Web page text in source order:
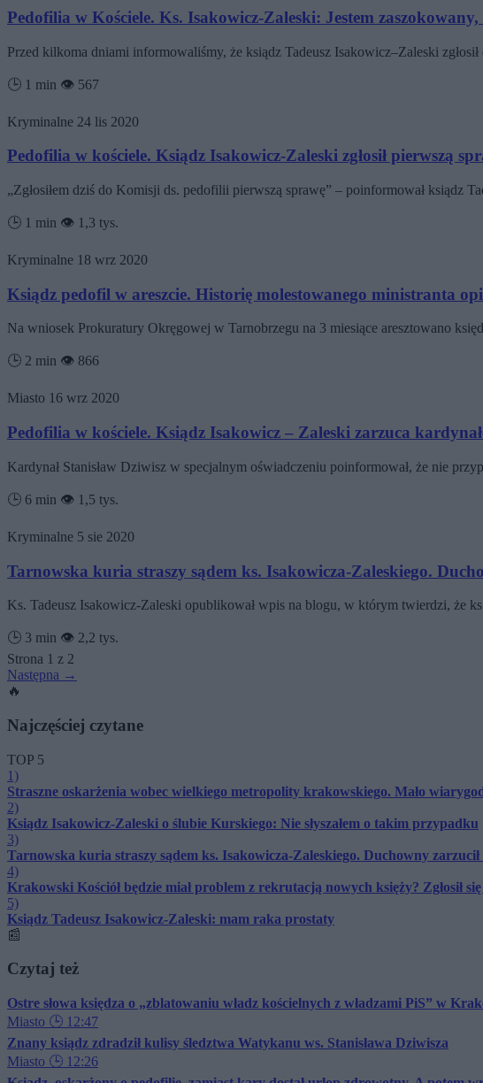
Pedofilia w Kościele. Ks. Isakowicz-Zaleski: Jestem
Przed kilkoma dniami informowaliśmy, że ksiądz Tadeusz Isakowicz–Zaleski
🕒 1 min 👁️ 567
Kryminalne 24 lis 2020
Pedofilia w kościele. Ksiądz Isakowicz-Zaleski zgłosił pierwszą
„Zgłosiłem dziś do Komisji ds. pedofilii pierwszą sprawę” – poinformował ksiądz
🕒 1 min 👁️ 1,3 tys.
Kryminalne 18 wrz 2020
Ksiądz pedofil w areszcie. Historię molestowanego ministranta
Na wniosek Prokuratury Okręgowej w Tarnobrzegu na 3 miesiące aresztowano
🕒 2 min 👁️ 866
Miasto 16 wrz 2020
Pedofilia w kościele. Ksiądz Isakowicz – Zaleski zarzuca
Kardynał Stanisław Dziwisz w specjalnym oświadczeniu poinformował, że nie
🕒 6 min 👁️ 1,5 tys.
Kryminalne 5 sie 2020
Tarnowska kuria straszy sądem ks. Isakowicza-Zaleskiego.
Ks. Tadeusz Isakowicz-Zaleski opublikował wpis na blogu, w którym twierdzi, że
🕒 3 min 👁️ 2,2 tys.
Strona 1 z 2
Następna →
🔥
Najczęściej czytane
TOP 5
1)
Straszne oskarżenia wobec wielkiego metropolity krakowskiego. Mało
2)
Ksiądz Isakowicz-Zaleski o ślubie Kurskiego: Nie słyszałem o takim przypadku
3)
Tarnowska kuria straszy sądem ks. Isakowicza-Zaleskiego. Duchowny
4)
Krakowski Kościół będzie miał problem z rekrutacją nowych księży? Zgłosił
5)
Ksiądz Tadeusz Isakowicz-Zaleski: mam raka prostaty
📰
Czytaj też
Ostre słowa księdza o „zblatowaniu władz kościelnych z władzami PiS” w
Miasto 🕒 12:47
Znany ksiądz zdradził kulisy śledztwa Watykanu ws. Stanisława Dziwisza
Miasto 🕒 12:26